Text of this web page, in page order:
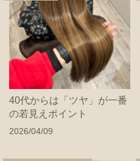
40代からは「ツヤ」が一番
の若見えポイント
2026/04/09